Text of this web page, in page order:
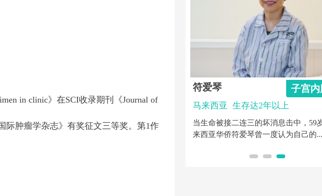
亚雪兰
马来西亚 生存达5年以上
来自马来西亚的莱妮，2019年被诊断患有
符爱琴 子宫
马来西亚 生存达2年以上
当生命被接二连三的坏消息击中，59
来西亚华侨符爱琴曾一度认为自己的...
in clinic》在SCI收录期刊《Journal of
际肿瘤学杂志》有奖征文三等奖。第1作